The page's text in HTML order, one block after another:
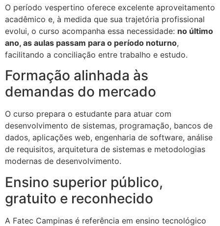
O período vespertino oferece excelente aproveitamento
acadêmico e, à medida que sua trajetória profissional
evolui, o curso acompanha essa necessidade: no último
ano, as aulas passam para o período noturno,
facilitando a conciliação entre trabalho e estudo.
Formação alinhada às
demandas do mercado
O curso prepara o estudante para atuar com
desenvolvimento de sistemas, programação, bancos de
dados, aplicações web, engenharia de software, análise
de requisitos, arquitetura de sistemas e metodologias
modernas de desenvolvimento.
Ensino superior público,
gratuito e reconhecido
A Fatec Campinas é referência em ensino tecnológico